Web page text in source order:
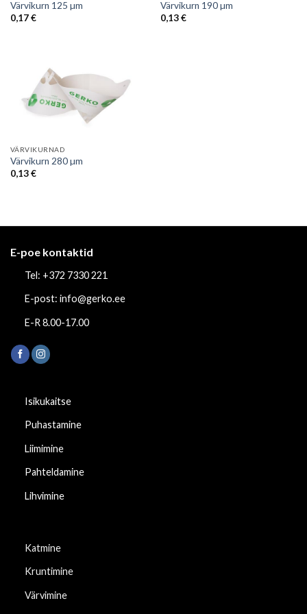
Värvikurn 125 µm
0,17€
Värvikurn 190 µm
0,13€
VÄRVIKURNAD
Värvikurn 280 µm
0,13€
E-poe kontaktid
Tel: +372 7330 221
E-post: info@gerko.ee
E-R 8.00-17.00
Isikukaitse
Puhastamine
Liimimine
Pahteldamine
Lihvimine
Katmine
Kruntimine
Värvimine